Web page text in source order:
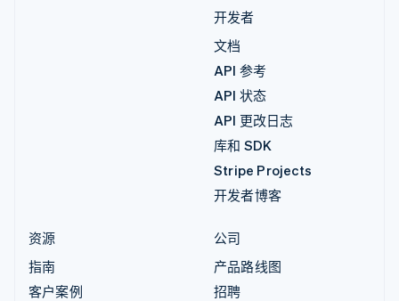
开发者
文档
API 参考
API 状态
API 更改日志
库和 SDK
Stripe Projects
开发者博客
资源
指南
客户案例
公司
产品路线图
招聘